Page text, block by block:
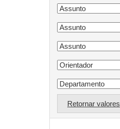
Retornar valores